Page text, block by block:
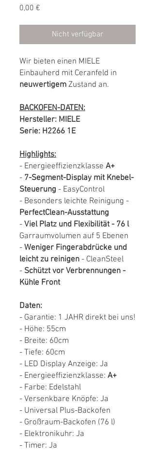
0,00 €
Nicht verfügbar
Wir bieten einen MIELE
Einbauherd mit Ceranfeld in
neuwertigem Zustand an.
BACKOFEN-DATEN:
Hersteller: MIELE
Serie: H2266 1E
Highlights:
- Energieeffizienzklasse A+
- 7-Segment-Display mit Knebel-
Steuerung - EasyControl
- Besonders leichte Reinigung -
PerfectClean-Ausstattung
- Viel Platz und Flexibilität - 76 l
Garraumvolumen auf 5 Ebenen
- Weniger Fingerabdrücke und
leicht zu reinigen - CleanSteel
- Schützt vor Verbrennungen -
Kühle Front
Daten:
- Garantie: 1 JAHR direkt bei uns!
- Höhe: 55cm
- Breite: 60cm
- Tiefe: 60cm
- LED Display Anzeige: Ja
- Energieeffizienzklasse: A+
- Farbe: Edelstahl
- Versenkbare Knöpfe: Ja
- Universal Plus-Backofen
- Großraum-Backofen (76 l)
- Elektronikuhr: Ja
- Timer: Ja